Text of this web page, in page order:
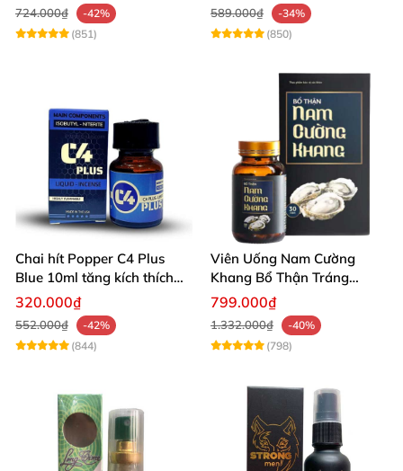
724.000₫
-42%
(851)
589.000₫
-34%
(850)
Chai hít Popper C4 Plus
Blue 10ml tăng kích thích
quan hệ mạnh mẽ
320.000₫
552.000₫
-42%
(844)
Viên Uống Nam Cường
Khang Bổ Thận Tráng
Dương Kéo Dài Thời Gian
799.000₫
1.332.000₫
-40%
(798)